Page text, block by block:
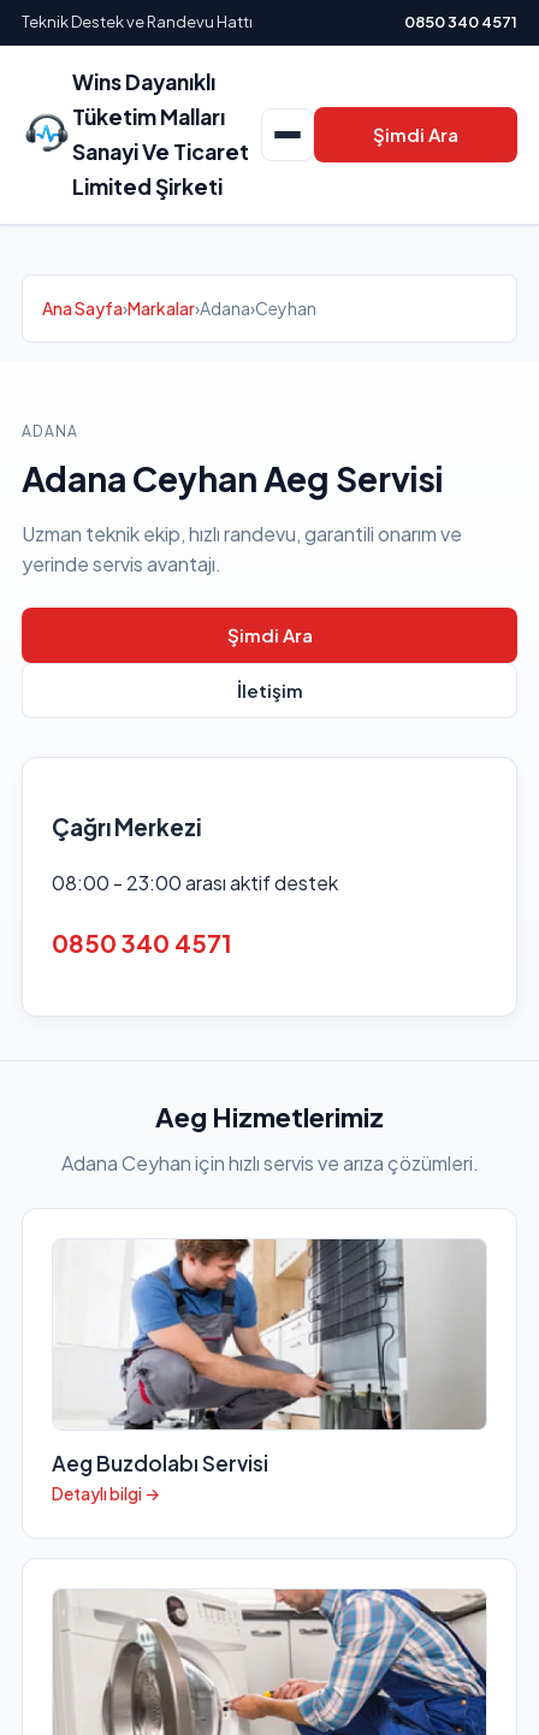
Teknik Destek ve Randevu Hattı 0850 340 4571
Wins Dayanıklı
Tüketim Malları
Sanayi Ve Ticaret
Limited Şirketi
Şimdi Ara
Ana Sayfa›Markalar›Adana›Ceyhan
ADANA
Adana Ceyhan Aeg Servisi
Uzman teknik ekip, hızlı randevu, garantili onarım ve
yerinde servis avantajı.
Şimdi Ara
İletişim
Çağrı Merkezi
08:00 - 23:00 arası aktif destek
0850 340 4571
Aeg Hizmetlerimiz
Adana Ceyhan için hızlı servis ve arıza çözümleri.
Aeg Buzdolabı Servisi
Detaylı bilgi →